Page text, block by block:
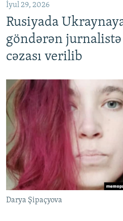
İyul 29, 2026
Rusiyada
göndərən jurnalistə
cəzası verilib
Darya Şipaçyova